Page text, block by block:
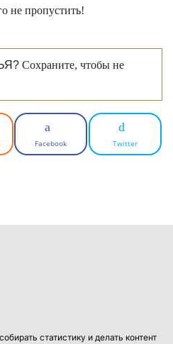
не пропустить!
Сохраните, чтобы не
Facebook Twitter
статистику и делать контент